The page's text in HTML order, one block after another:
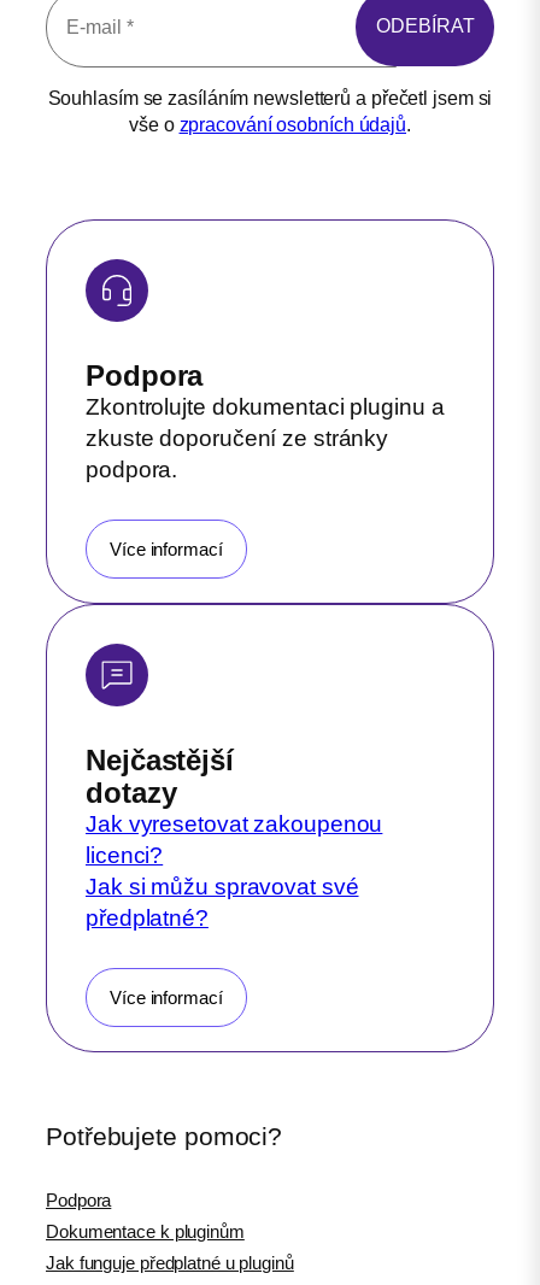
Souhlasím se zasíláním newsletterů a přečetl jsem si
vše o zpracování osobních údajů.
Podpora
Zkontrolujte dokumentaci pluginu a
zkuste doporučení ze stránky
podpora.
Více informací
Nejčastější
dotazy
Jak vyresetovat zakoupenou
licenci?
Jak si můžu spravovat své
předplatné?
Více informací
Potřebujete pomoci?
Podpora
Dokumentace k pluginům
Jak funguje předplatné u pluginů